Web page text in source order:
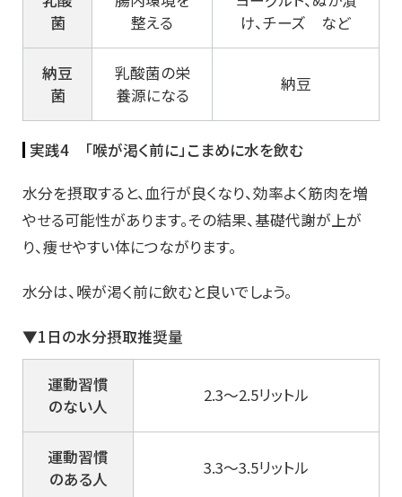
菌
整える
け、チーズ など
納豆
菌
乳酸菌の栄
養源になる
納豆
実践4 「喉が渇く前に」こまめに水を飲む
水分を摂取すると、血行が良くなり、効率よく筋肉を増
やせる可能性があります。その結果、基礎代謝が上が
り、痩せやすい体につながります。
水分は、喉が渇く前に飲むと良いでしょう。
▼1日の水分摂取推奨量
運動習慣
のない人
2.3～2.5リットル
運動習慣
のある人
3.3～3.5リットル